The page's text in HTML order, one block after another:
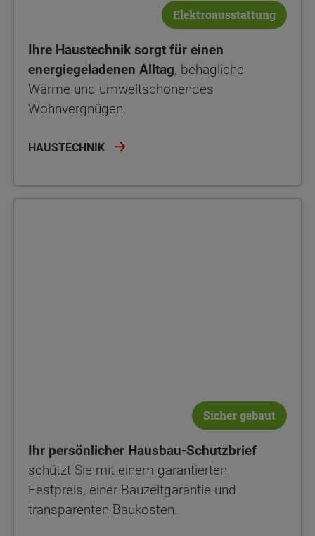
Elektroausstattung
Ihre Haustechnik sorgt für einen
energiegeladenen Alltag, behagliche
Wärme und umweltschonendes
Wohnvergnügen.
HAUSTECHNIK
Sicher gebaut
Ihr persönlicher Hausbau-Schutzbrief
schützt Sie mit einem garantierten
Festpreis, einer Bauzeitgarantie und
transparenten Baukosten.